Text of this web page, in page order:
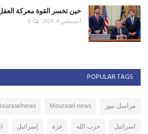
حين تخسر القوة معركة
أغسطس 4, 2026 0
POPULAR TAGS
مراسل نيوز Mourasel news
اسرائيل
حزب الله غزة إسرائيل